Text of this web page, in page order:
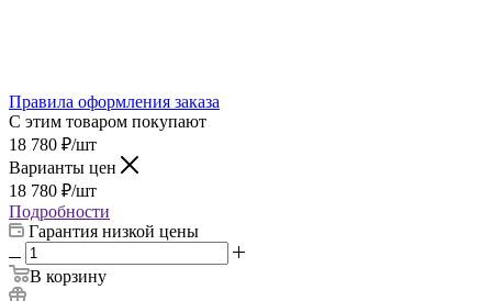
Правила оформления заказа
С этим товаром покупают
18 780 ₽/шт
Варианты цен
18 780 ₽/шт
Подробности
Гарантия низкой цены
В корзину